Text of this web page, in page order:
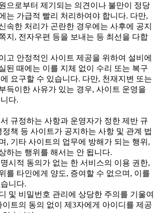
으로부터 제기되는 의견이나 불만이 정당
는 가급적 빨리 처리하여야 합니다. 다만,
속한 처리가 곤란한 경우에는 사후에 공지
지, 전자우편 등을 보내는 등 최선을 다합
고 안정적인 사이트 제공을 위하여 설비에
된 때에는 이를 지체 없이 수리 또는 복구
요구할 수 있습니다. 다만, 천재지변 또는
득이한 사유가 있는 경우, 사이트 운영을
다.
규정하는 사항과 운영자가 정한 제반 규
책 등 사이트가 공지하는 사항 및 관계 법
, 기타 사이트의 업무에 방해가 되는 행위,
하는 행위를 해서는 안 됩니다.
시적 동의가 없는 한 서비스의 이용 권한,
를 타인에게 양도, 증여할 수 없으며, 이를
니다.
및 비밀번호 관리에 상당한 주의를 기울여
트의 동의 없이 제3자에게 아이디를 제공